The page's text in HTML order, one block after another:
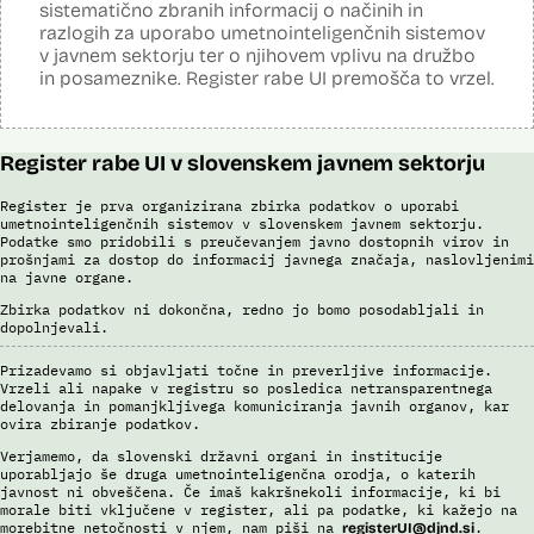
posamično pregledajo še z neavtomatiziranimi sredstvi.
Sistem uporablja sledeče vire podatkov: Evidenca potnikov,
prijavljenih na let, Evidenca potnikov iz sistema rezervacij letalskih
vozovnic, Evidence policije, Schengenskega informacijskega sistema,
Brošura 60 let informacijsko telekomunikacijskega sistema policije
S sistemom AFIS (Automated Fingerprint Identification System /
Sistem za avtomatizirano identifikacijo prstnih odtisov), ki temelji na
uporabi algoritmov za izdelavo in iskanje biometričnih razpoznavnih
znakov, je omogočena primerjava in iskanje prstnih odtisov.
Brošura 60 let informacijsko telekomunikacijskega sistema policije
Odgovor na zahtevo za dostop do informacij javnega značaja
sistematično zbranih informacij o načinih in
razlogih za uporabo umetnointeligenčnih sistemov
v javnem sektorju ter o njihovem vplivu na družbo
in posameznike. Register rabe UI premošča to vrzel.
Register rabe UI v slovenskem javnem sektorju
Register je prva organizirana zbirka podatkov o uporabi
umetnointeligenčnih sistemov v slovenskem javnem sektorju.
Podatke smo pridobili s preučevanjem javno dostopnih virov in
prošnjami za dostop do informacij javnega značaja, naslovljenimi
na javne organe.
Zbirka podatkov ni dokončna, redno jo bomo posodabljali in
dopolnjevali.
Prizadevamo si objavljati točne in preverljive informacije.
Vrzeli ali napake v registru so posledica netransparentnega
delovanja in pomanjkljivega komuniciranja javnih organov, kar
ovira zbiranje podatkov.
Verjamemo, da slovenski državni organi in institucije
uporabljajo še druga umetnointeligenčna orodja, o katerih
javnost ni obveščena. Če imaš kakršnekoli informacije, ki bi
morale biti vključene v register, ali pa podatke, ki kažejo na
morebitne netočnosti v njem, nam piši na registerUI@djnd.si.